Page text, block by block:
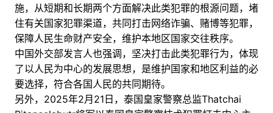
施，从短期和长期两个方面解决此类犯罪的根源问题，堵
住有关国家犯罪渠道，共同打击网络诈骗、赌博等犯罪，
保障人民生命财产安全，维护本地区国家交往秩序。
中国外交部发言人也强调，坚决打击此类犯罪行为，体现
了以人民为中心的发展思想，是维护国家和地区利益的必
要选择，符合各国人民的共同期待。
另外，2025年2月21日，泰国皇家警察总监Thatchai